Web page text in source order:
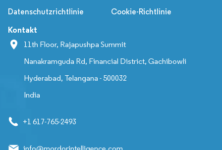
Datenschutzrichtlinie Cookie-Richtlinie
Kontakt
11th Floor, Rajapushpa Summit
Nanakramguda Rd, Financial District, Gachibowli
Hyderabad, Telangana - 500032
India
+1 617-765-2493
info@mordorintelligence.com